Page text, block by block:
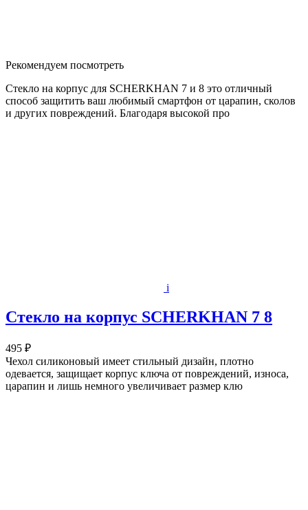
Рекомендуем посмотреть
Стекло на корпус для SCHERKHAN 7 и 8 это отличный
способ защитить ваш любимый смартфон от царапин, сколов
и других повреждений. Благодаря высокой про
i
Стекло на корпус SCHERKHAN 7 8
495 ₽
Чехол силиконовый имеет стильный дизайн, плотно
одевается, защищает корпус ключа от повреждений, износа,
царапин и лишь немного увеличивает размер клю